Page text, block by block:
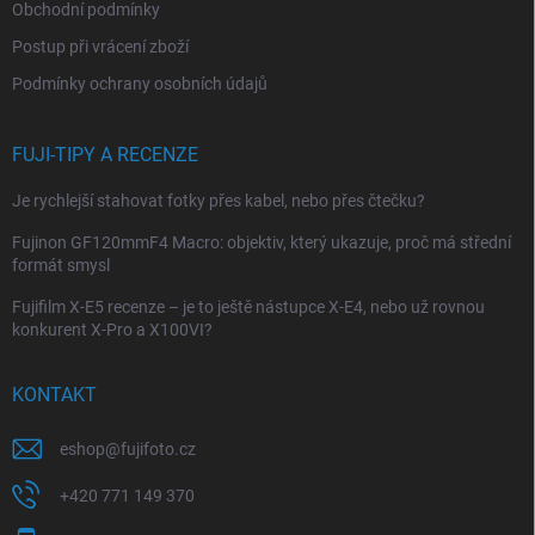
Obchodní podmínky
Postup při vrácení zboží
Podmínky ochrany osobních údajů
FUJI-TIPY A RECENZE
Je rychlejší stahovat fotky přes kabel, nebo přes čtečku?
Fujinon GF120mmF4 Macro: objektiv, který ukazuje, proč má střední
formát smysl
Fujifilm X-E5 recenze – je to ještě nástupce X-E4, nebo už rovnou
konkurent X-Pro a X100VI?
KONTAKT
eshop@fujifoto.cz
+420 771 149 370